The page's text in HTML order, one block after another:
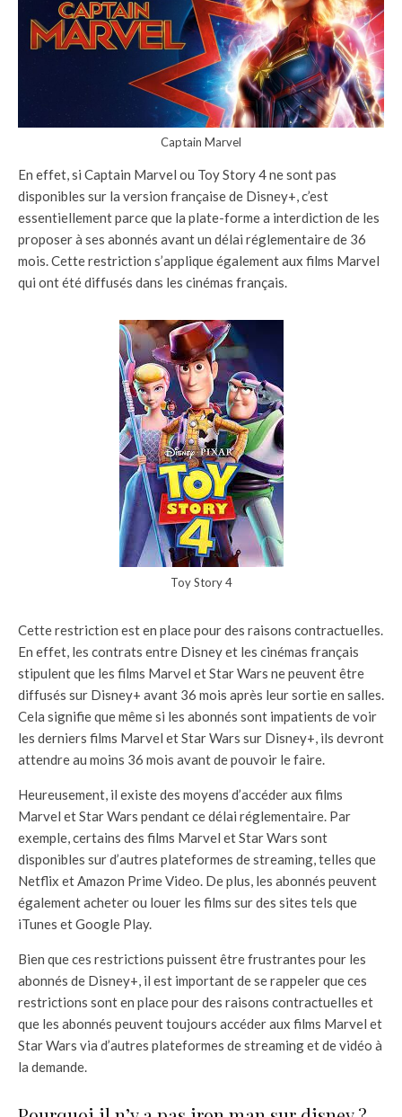
Captain Marvel
En effet, si Captain Marvel ou Toy Story 4 ne sont pas
disponibles sur la version française de Disney+, c’est
essentiellement parce que la plate-forme a interdiction de les
proposer à ses abonnés avant un délai réglementaire de 36
mois. Cette restriction s’applique également aux films Marvel
qui ont été diffusés dans les cinémas français.
Toy Story 4
Cette restriction est en place pour des raisons contractuelles.
En effet, les contrats entre Disney et les cinémas français
stipulent que les films Marvel et Star Wars ne peuvent être
diffusés sur Disney+ avant 36 mois après leur sortie en salles.
Cela signifie que même si les abonnés sont impatients de voir
les derniers films Marvel et Star Wars sur Disney+, ils devront
attendre au moins 36 mois avant de pouvoir le faire.
Heureusement, il existe des moyens d’accéder aux films
Marvel et Star Wars pendant ce délai réglementaire. Par
exemple, certains des films Marvel et Star Wars sont
disponibles sur d’autres plateformes de streaming, telles que
Netflix et Amazon Prime Video. De plus, les abonnés peuvent
également acheter ou louer les films sur des sites tels que
iTunes et Google Play.
Bien que ces restrictions puissent être frustrantes pour les
abonnés de Disney+, il est important de se rappeler que ces
restrictions sont en place pour des raisons contractuelles et
que les abonnés peuvent toujours accéder aux films Marvel et
Star Wars via d’autres plateformes de streaming et de vidéo à
la demande.